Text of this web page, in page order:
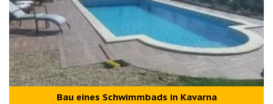
Bau eines Schwimmbads in Kavarna